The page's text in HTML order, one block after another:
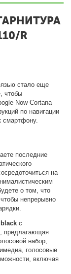
R
стало еще
чтобы
Now Cortana
по навигации
смартфону.
последние
на
о том, что
непрерывно
с
предлагающая
набор,
голосовые
включая